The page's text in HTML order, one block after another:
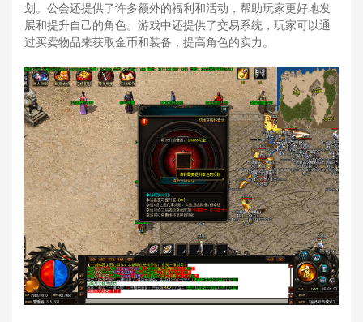
划。公会还提供了许多额外的福利和活动，帮助玩家更好地发
展和提升自己的角色。游戏中还提供了交易系统，玩家可以通
过买卖物品来获取金币和装备，提高角色的实力。